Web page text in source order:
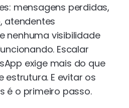
mensagens perdidas,
atendentes
nenhuma visibilidade
Escalar
exige mais do que
estrutura. E evitar os
é o primeiro passo.